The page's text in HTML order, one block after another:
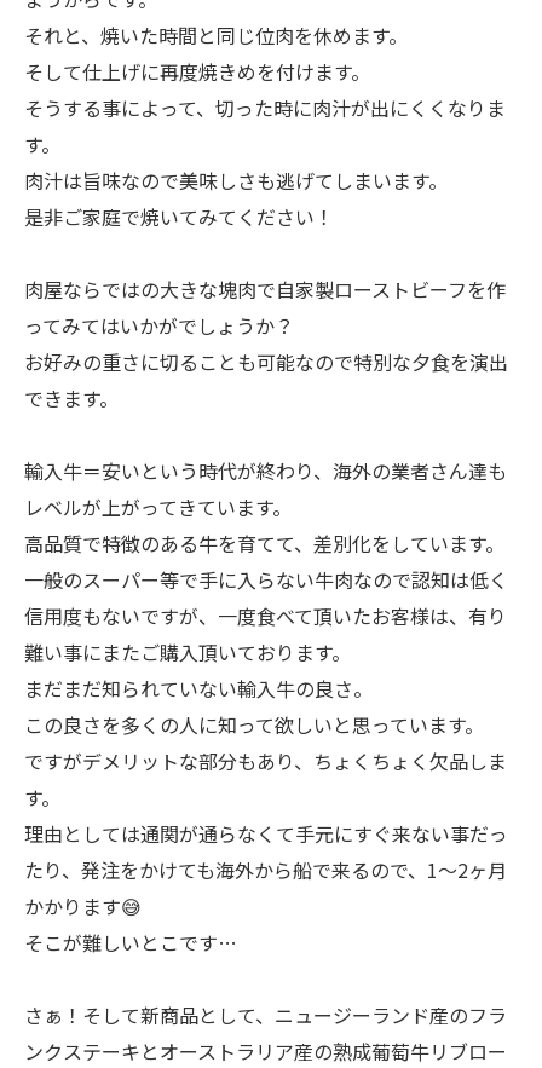
それと、焼いた時間と同じ位肉を休めます。
そして仕上げに再度焼きめを付けます。
そうする事によって、切った時に肉汁が出にくくなりま
す。
肉汁は旨味なので美味しさも逃げてしまいます。
是非ご家庭で焼いてみてください！
肉屋ならではの大きな塊肉で自家製ローストビーフを作
ってみてはいかがでしょうか？
お好みの重さに切ることも可能なので特別な夕食を演出
できます。
輸入牛＝安いという時代が終わり、海外の業者さん達も
レベルが上がってきています。
高品質で特徴のある牛を育てて、差別化をしています。
一般のスーパー等で手に入らない牛肉なので認知は低く
信用度もないですが、一度食べて頂いたお客様は、有り
難い事にまたご購入頂いております。
まだまだ知られていない輸入牛の良さ。
この良さを多くの人に知って欲しいと思っています。
ですがデメリットな部分もあり、ちょくちょく欠品しま
す。
理由としては通関が通らなくて手元にすぐ来ない事だっ
たり、発注をかけても海外から船で来るので、1〜2ヶ月
かかります😅
そこが難しいとこです…
さぁ！そして新商品として、ニュージーランド産のフラ
ンクステーキとオーストラリア産の熟成葡萄牛リブロー